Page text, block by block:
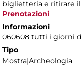
biglietteria e ritirare
Prenotazioni
Informazioni
060608 tutti i giorni
Tipo
Mostra|Archeologia